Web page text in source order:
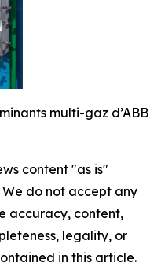
multi-gaz d’ABB
content "as is"
do not accept any
accuracy, content,
legality, or
in this article.